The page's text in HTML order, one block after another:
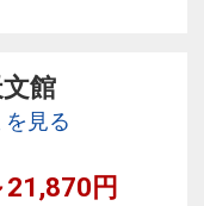
館
を見る
円